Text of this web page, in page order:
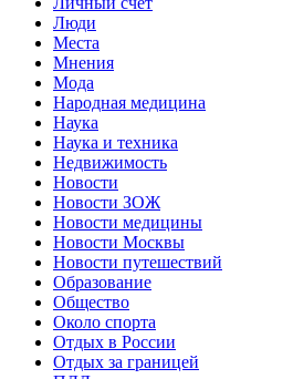
Люди
Места
Мнения
Мода
Народная медицина
Наука
Наука и техника
Недвижимость
Новости
Новости ЗОЖ
Новости медицины
Новости Москвы
Новости путешествий
Образование
Общество
Около спорта
Отдых в России
Отдых за границей